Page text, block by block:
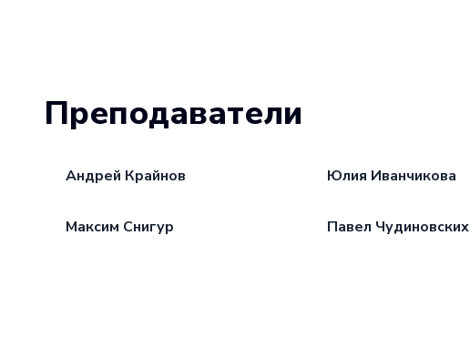
Преподаватели
Андрей Крайнов Юлия Иванчикова
Максим Снигур Павел Чудиновских